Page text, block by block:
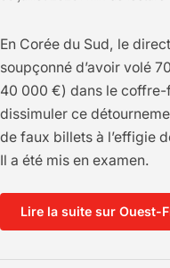
En Corée du Sud, le
soupçonné d’avoir volé
40 000 €) dans le coffre-
dissimuler ce
de faux billets à l’effigie
Il a été mis en examen.
Lire la suite sur Ouest-